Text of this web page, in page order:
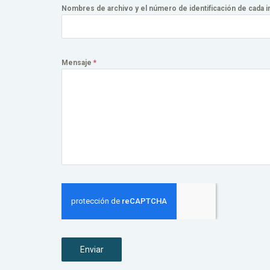
Nombres de archivo y el número de identificación de cada
Mensaje *
Enviar